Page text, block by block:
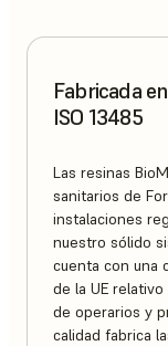
Fabricada
ISO 13485
Las resinas
sanitarios de
instalaciones
nuestro sólido
cuenta con una
de la UE
de operarios y
calidad fabrica